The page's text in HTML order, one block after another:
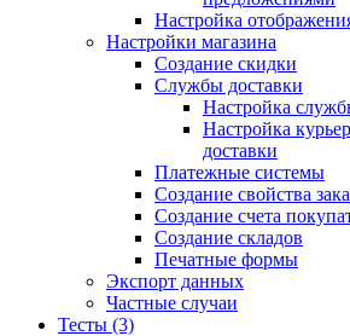
Настройка
Настройки магазина
Создание скидки
Службы доставки
Настройка
Настройка
доставки
Платежные системы
Создание свойства
Создание счета
Создание складов
Печатные формы
Экспорт данных
Частные случаи
Тесты (3)